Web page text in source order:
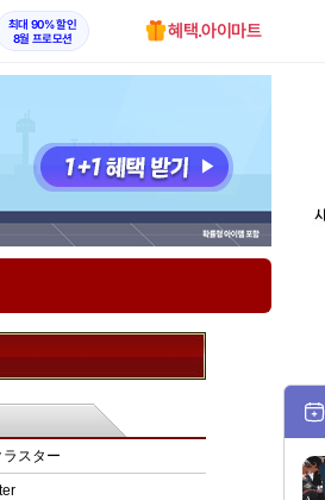
최대 90% 할인
8월 프로모션
혜택.아이마트
スター